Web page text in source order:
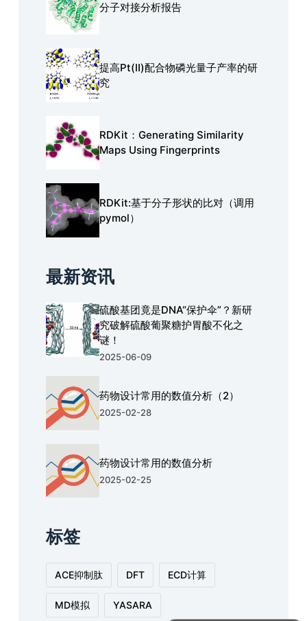
分子对接分析报告
提高Pt(Ⅱ)配合物磷光量子产率的研
究
RDKit：Generating Similarity
Maps Using Fingerprints
RDKit:基于分子形状的比对（调用
pymol）
最新资讯
硫酸基团竟是DNA“保护伞”？新研
究破解硫酸葡聚糖护胃酸不化之
谜！
2025-06-09
药物设计常用的数值分析（2）
2025-02-28
药物设计常用的数值分析
2025-02-25
标签
ACE抑制肽 DFT ECD计算
MD模拟 YASARA